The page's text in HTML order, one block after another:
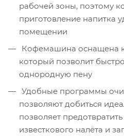
рабочей зоны, поэтому
приготовление напитка
помещении
Кофемашина оснащена
который позволит
однородную пену
Удобные программы
позволяют добиться
позволяет
известкового налёта и